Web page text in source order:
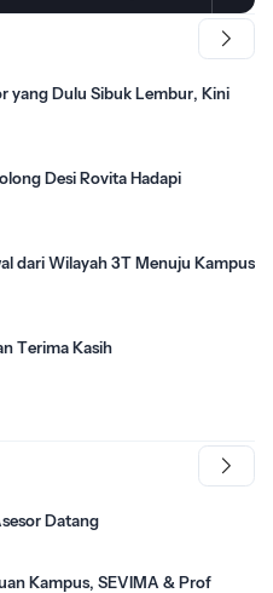
yang Dulu Sibuk Lembur, Kini
Desi Rovita Hadapi
dari Wilayah 3T Menuju Kampus
Terima Kasih
Datang
Kampus, SEVIMA & Prof